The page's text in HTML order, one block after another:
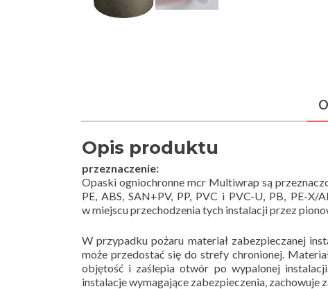
Opis produktu
przeznaczenie:
Opaski ogniochronne mcr Multiwrap są
PE, ABS, SAN+PV, PP, PVC i PVC-U, PB, PE-
w miejscu przechodzenia tych instalacji przez
W przypadku pożaru materiał zabezpieczanej
może przedostać się do strefy chronionej.
objętość i zaślepia otwór po wypalonej
instalacje wymagające zabezpieczenia, zachowuje